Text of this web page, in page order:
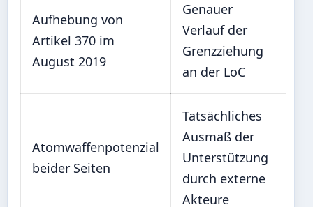
Aufhebung von
Artikel 370 im
August 2019
Genauer
Verlauf der
Grenzziehung
an der LoC
Atomwaffenpotenzial
beider Seiten
Tatsächliches
Ausmaß der
Unterstützung
durch externe
Akteure